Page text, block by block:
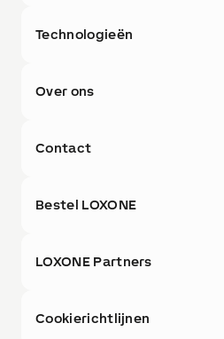
Technologieën
Over ons
Contact
Bestel LOXONE
LOXONE Partners
Cookierichtlijnen